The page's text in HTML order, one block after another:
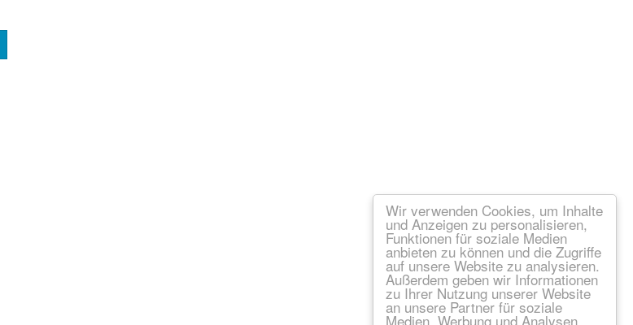
Wir verwenden Cookies, um Inhalte
und Anzeigen zu personalisieren,
Funktionen für soziale Medien
anbieten zu können und die Zugriffe
auf unsere Website zu analysieren.
Außerdem geben wir Informationen
zu Ihrer Nutzung unserer Website
an unsere Partner für soziale
Medien, Werbung und Analysen